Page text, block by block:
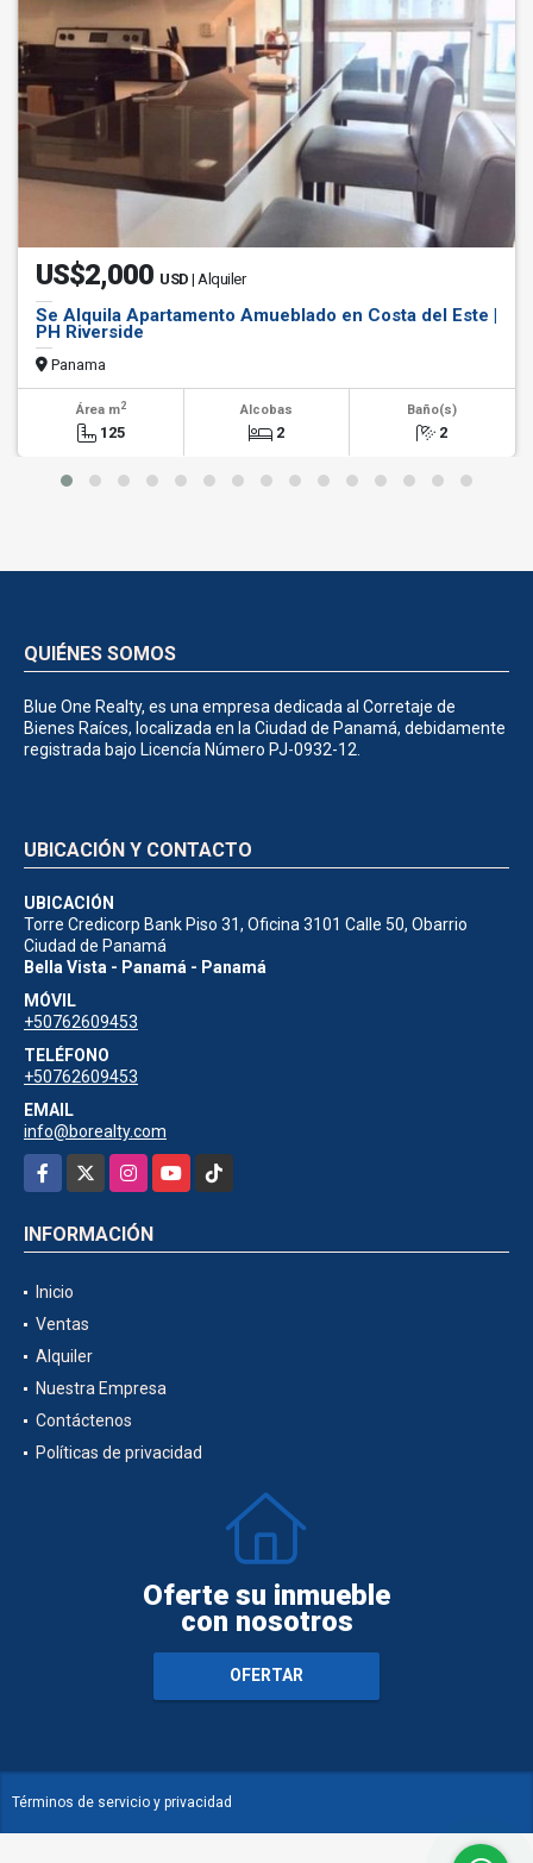
US$2,000 USD | Alquiler
Se Alquila Apartamento Amueblado en Costa del Este |
PH Riverside
Panama
Área m2
125
Alcobas
2
Baño(s)
2
QUIÉNES SOMOS
Blue One Realty, es una empresa dedicada al Corretaje de
Bienes Raíces, localizada en la Ciudad de Panamá, debidamente
registrada bajo Licencía Número PJ-0932-12.
UBICACIÓN Y CONTACTO
UBICACIÓN
Torre Credicorp Bank Piso 31, Oficina 3101 Calle 50, Obarrio
Ciudad de Panamá
Bella Vista - Panamá - Panamá
MÓVIL
+50762609453
TELÉFONO
+50762609453
EMAIL
info@borealty.com
Facebook
InstagramYouTubeTikTok
INFORMACIÓN
Inicio
Ventas
Alquiler
Nuestra Empresa
Contáctenos
Políticas de privacidad
Oferte su inmueble
con nosotros
OFERTAR
Términos de servicio y privacidad